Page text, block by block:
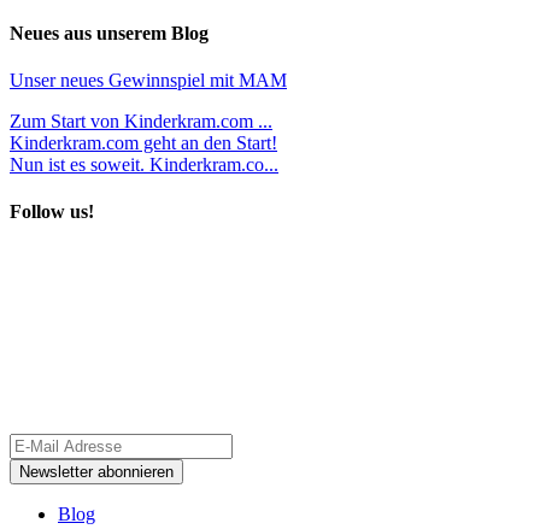
Neues aus unserem Blog
Unser neues Gewinnspiel mit MAM
Zum Start von Kinderkram.com ...
Kinderkram.com geht an den Start!
Nun ist es soweit. Kinderkram.co...
Follow us!
Blog